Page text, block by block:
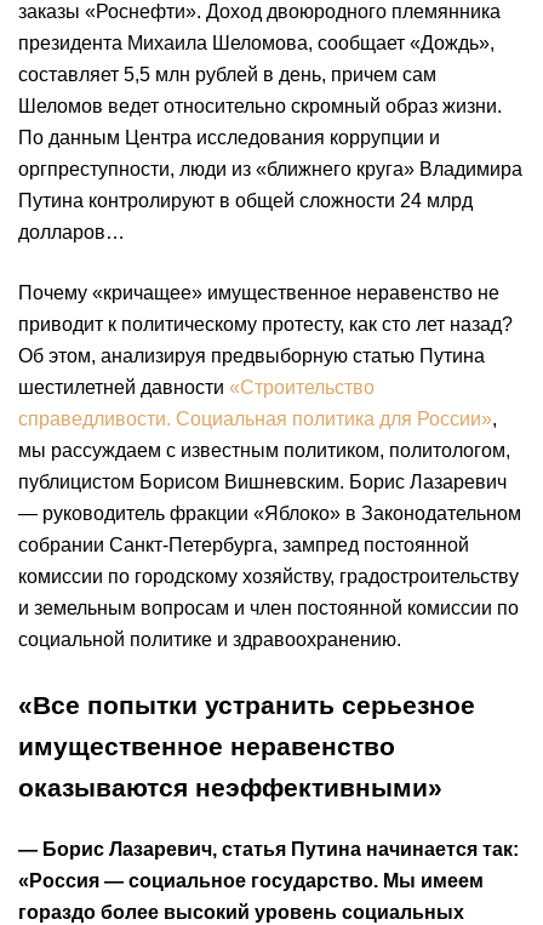
заказы «Роснефти». Доход двоюродного племянника
президента Михаила Шеломова, сообщает «Дождь»,
составляет 5,5 млн рублей в день, причем сам
Шеломов ведет относительно скромный образ жизни.
По данным Центра исследования коррупции и
оргпреступности, люди из «ближнего круга» Владимира
Путина контролируют в общей сложности 24 млрд
долларов…
Почему «кричащее» имущественное неравенство не
приводит к политическому протесту, как сто лет назад?
Об этом, анализируя предвыборную статью Путина
шестилетней давности «Строительство
справедливости. Социальная политика для России»,
мы рассуждаем с известным политиком, политологом,
публицистом Борисом Вишневским. Борис Лазаревич
— руководитель фракции «Яблоко» в Законодательном
собрании Санкт-Петербурга, зампред постоянной
комиссии по городскому хозяйству, градостроительству
и земельным вопросам и член постоянной комиссии по
социальной политике и здравоохранению.
«Все попытки устранить серьезное
имущественное неравенство
оказываются неэффективными»
— Борис Лазаревич, статья Путина начинается так:
«Россия — социальное государство. Мы имеем
гораздо более высокий уровень социальных